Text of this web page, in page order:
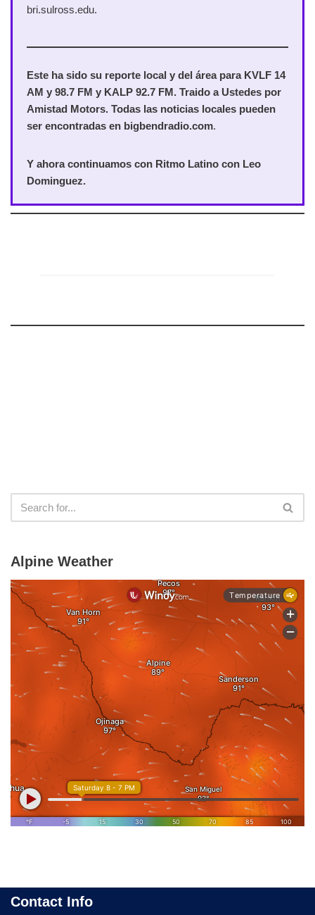
bri.sulross.edu.
Este ha sido su reporte local y del área para KVLF 14
AM y 98.7 FM y KALP 92.7 FM. Traido a Ustedes por
Amistad Motors. Todas las noticias locales pueden
ser encontradas en bigbendradio.com.
Y ahora continuamos con Ritmo Latino con Leo
Dominguez.
Alpine Weather
Contact Info